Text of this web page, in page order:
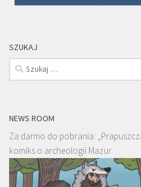
SZUKAJ
Szukaj:
NEWS ROOM
Za darmo do pobrania:
komiks o archeologii Mazur